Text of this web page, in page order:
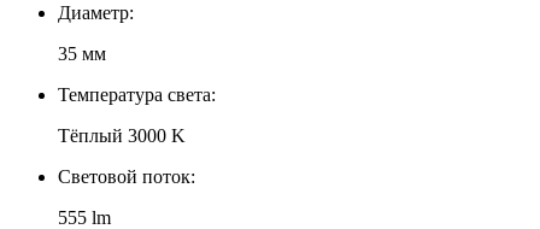
Диаметр:
35 мм
Температура света:
Тёплый 3000 K
Световой поток:
555 lm